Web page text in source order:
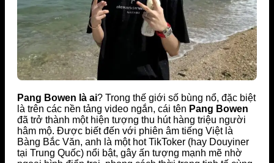
Pang Bowen là ai? Trong thế giới số bùng nổ, đặc biệt
là trên các nền tảng video ngắn, cái tên Pang Bowen
đã trở thành một hiện tượng thu hút hàng triệu người
hâm mộ. Được biết đến với phiên âm tiếng Việt là
Bàng Bắc Văn, anh là một hot TikToker (hay Douyiner
tại Trung Quốc) nổi bật, gây ấn tượng mạnh mẽ nhờ